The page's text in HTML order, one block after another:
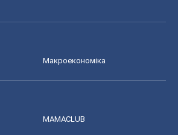
Макроекономіка
MAMACLUB